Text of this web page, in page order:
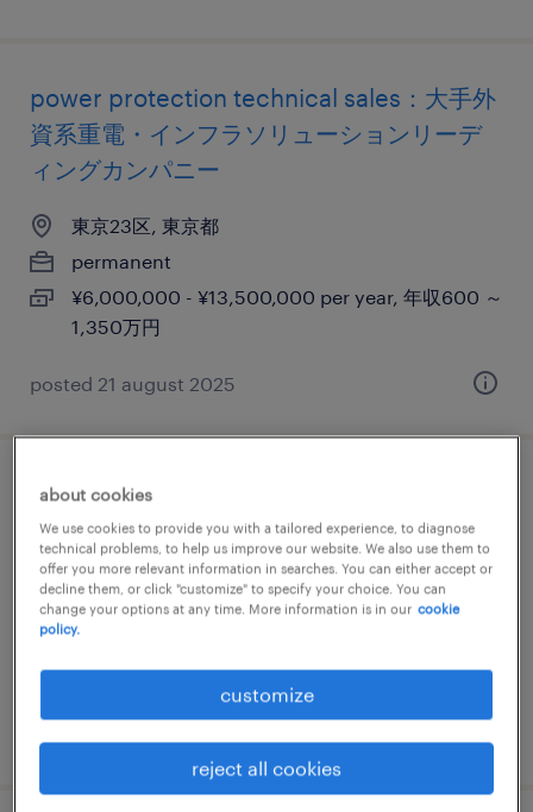
power protection technical sales：大手外
資系重電・インフラソリューションリーデ
ィングカンパニー
東京23区, 東京都
permanent
¥6,000,000 - ¥13,500,000 per year, 年収600 ～
1,350万円
posted 21 august 2025
アカウントエグゼクティブ
東京23区, 東京都
permanent
¥9,000,000 - ¥15,000,000 per year, 年収900 ～
about cookies
We use cookies to provide you with a tailored experience, to diagnose
technical problems, to help us improve our website. We also use them to
offer you more relevant information in searches. You can either accept or
decline them, or click "customize" to specify your choice. You can
change your options at any time. More information is in our cookie
policy.
customize
reject all cookies